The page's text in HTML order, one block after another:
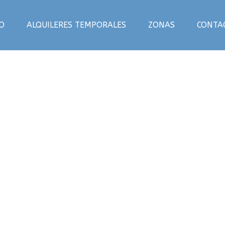
ALQUILERES TEMPORALES ZONAS